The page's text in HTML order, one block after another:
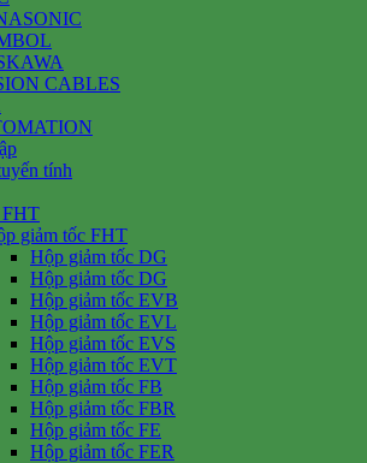
CABLES
tính
FHT
giảm tốc FHT
Hộp giảm tốc DG
Hộp giảm tốc DG
Hộp giảm tốc EVB
Hộp giảm tốc EVL
Hộp giảm tốc EVS
Hộp giảm tốc EVT
Hộp giảm tốc FB
Hộp giảm tốc FBR
Hộp giảm tốc FE
Hộp giảm tốc FER